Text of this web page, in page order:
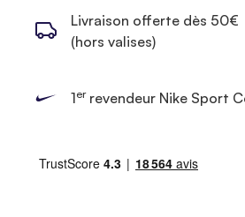
Livraison offerte dès 50€
(hors valises)
1errevendeur Nike Sport